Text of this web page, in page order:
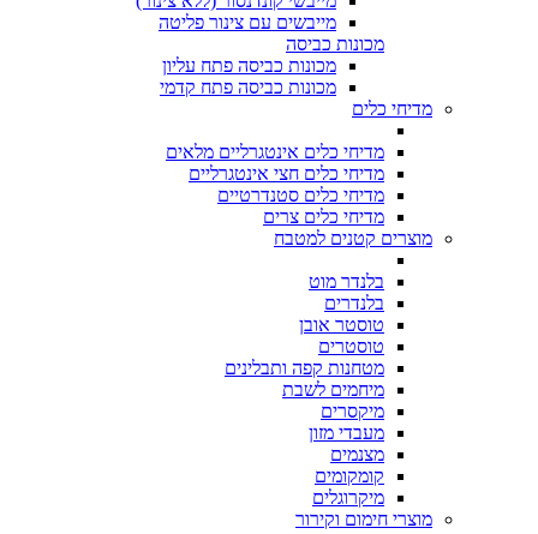
מייבשים עם צינור פליטה
מכונות כביסה
מכונות כביסה פתח עליון
מכונות כביסה פתח קדמי
מדיחי כלים
מדיחי כלים אינטגרליים מלאים
מדיחי כלים חצי אינטגרליים
מדיחי כלים סטנדרטיים
מדיחי כלים צרים
מוצרים קטנים למטבח
בלנדר מוט
בלנדרים
טוסטר אובן
טוסטרים
מטחנות קפה ותבלינים
מיחמים לשבת
מיקסרים
מעבדי מזון
מצנמים
קומקומים
מיקרוגלים
מוצרי חימום וקירור